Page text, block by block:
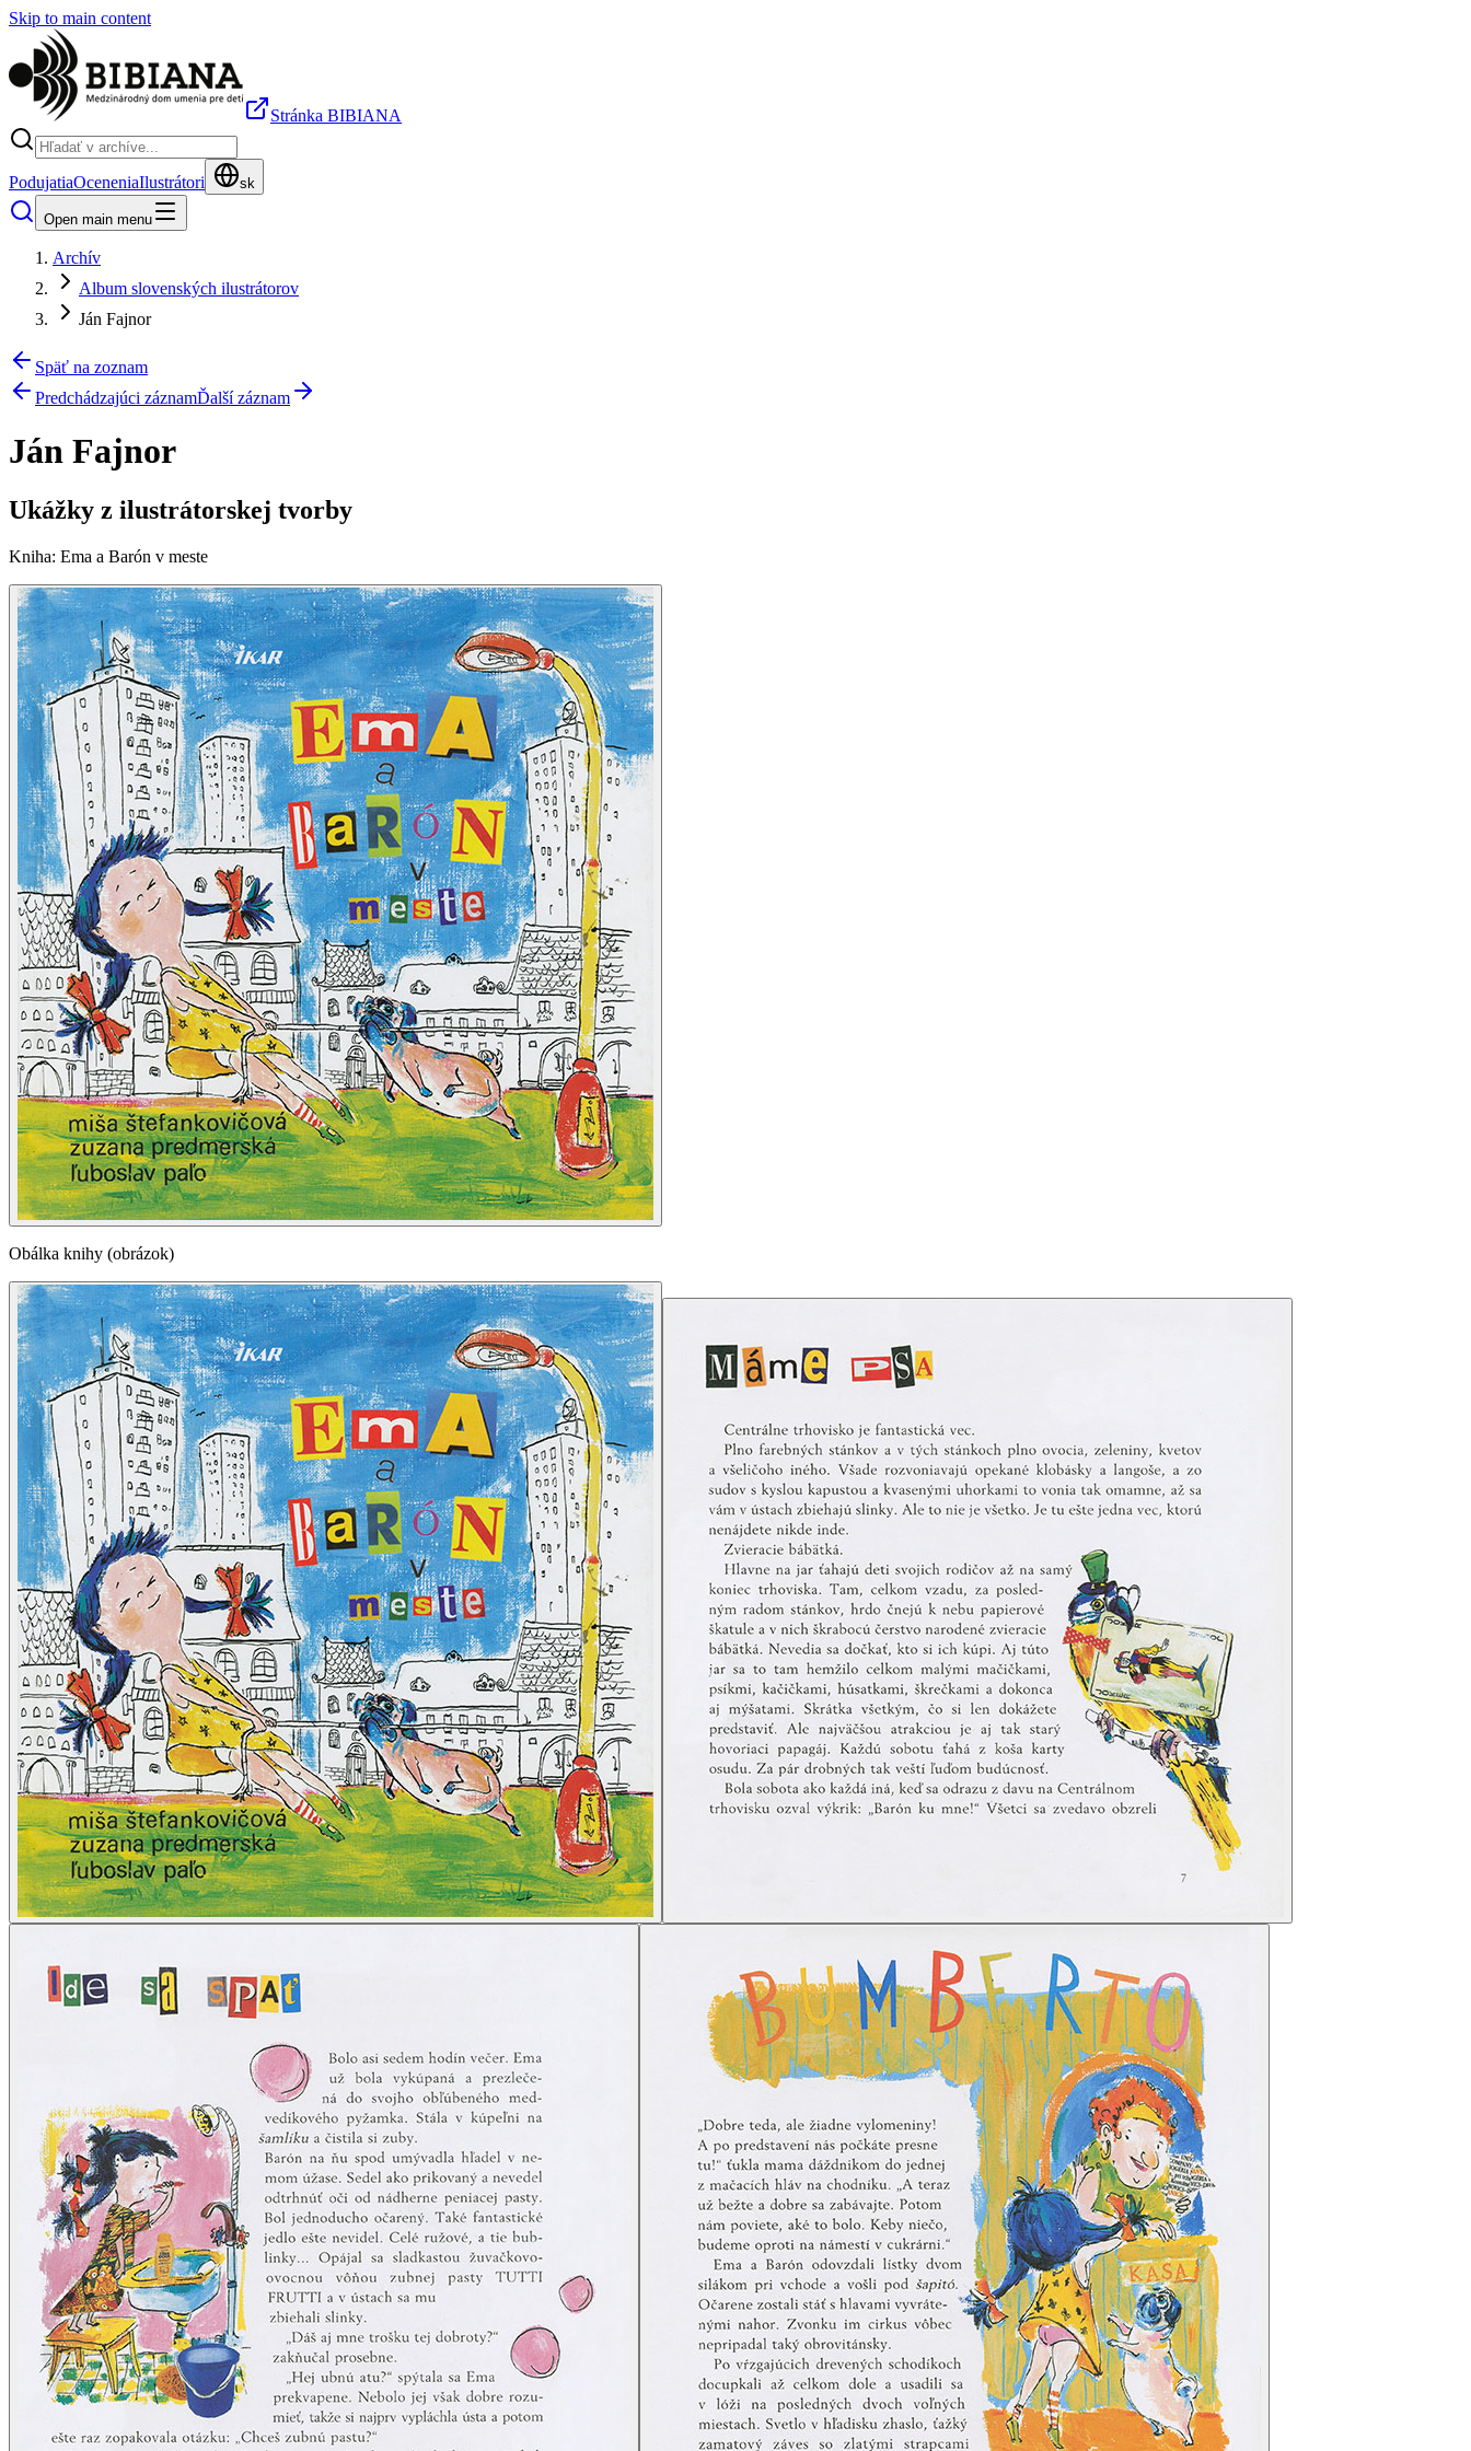
Skip to main content
Stránka BIBIANA
PodujatiaOceneniaIlustrátori sk
Open main menu
Archív
Album slovenských ilustrátorov
Ján Fajnor
Späť na zoznam
Predchádzajúci záznamĎalší záznam
Ján Fajnor
Ukážky z ilustrátorskej tvorby
Kniha: Ema a Barón v meste
Obálka knihy (obrázok)